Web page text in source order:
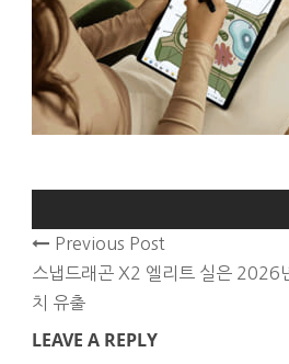
Previous Post
스냅드래곤 X2 엘리트 실은 2026
치 유출
LEAVE A REPLY